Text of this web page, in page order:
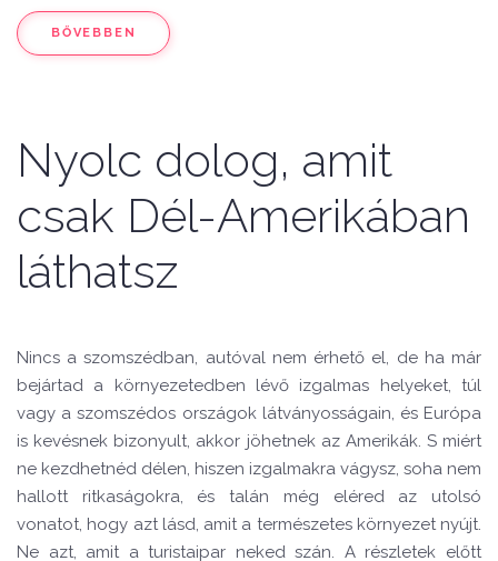
BŐVEBBEN
Nyolc dolog, amit
csak Dél-Amerikában
láthatsz
Nincs a szomszédban, autóval nem érhető el, de ha már
bejártad a környezetedben lévő izgalmas helyeket, túl
vagy a szomszédos országok látványosságain, és Európa
is kevésnek bizonyult, akkor jöhetnek az Amerikák. S miért
ne kezdhetnéd délen, hiszen izgalmakra vágysz, soha nem
hallott ritkaságokra, és talán még eléred az utolsó
vonatot, hogy azt lásd, amit a természetes környezet nyújt.
Ne azt, amit a turistaipar neked szán. A részletek előtt